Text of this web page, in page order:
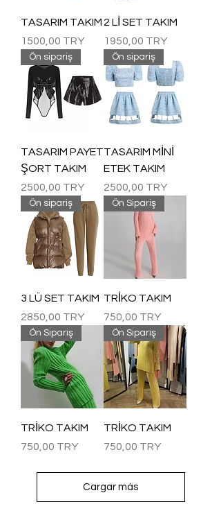
TASARIM TAKIM
Precio
1500,00 TRY
2 Lİ SET TAKIM
Precio
1950,00 TRY
Ön sipariş
TASARIM PAYET
ŞORT TAKIM
Precio
2500,00 TRY
Ön sipariş
TASARIM MİNİ
ETEK TAKIM
Precio
2500,00 TRY
Ön sipariş
3 LÜ SET TAKIM
Precio
2850,00 TRY
Ön Sipariş
TRİKO TAKIM
Precio
750,00 TRY
Ön Sipariş
TRİKO TAKIM
Precio
750,00 TRY
Ön Sipariş
TRİKO TAKIM
Precio
750,00 TRY
Cargar más